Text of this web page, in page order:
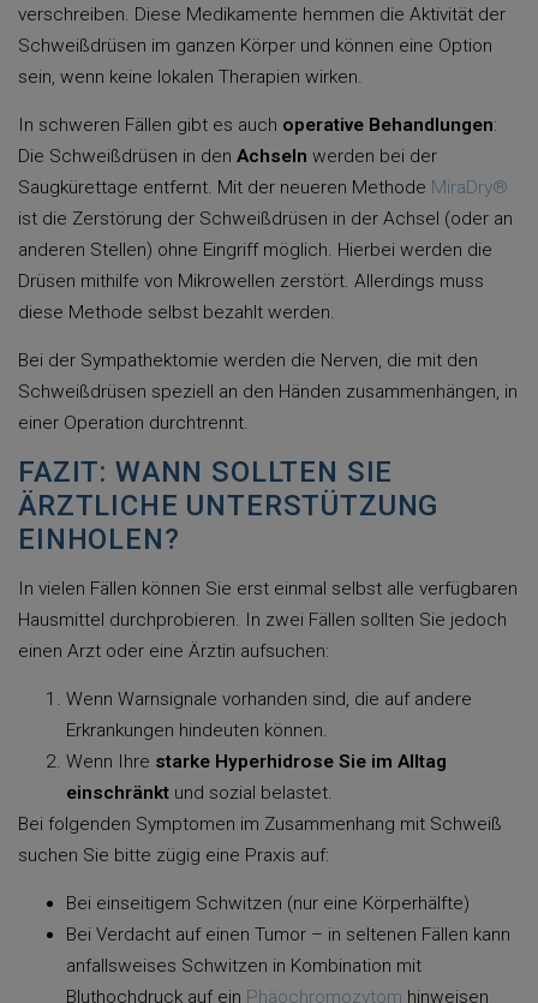
verschreiben. Diese Medikamente hemmen die Aktivität der
Schweißdrüsen im ganzen Körper und können eine Option
sein, wenn keine lokalen Therapien wirken.
In schweren Fällen gibt es auch operative Behandlungen:
Die Schweißdrüsen in den Achseln werden bei der
Saugkürettage entfernt. Mit der neueren Methode MiraDry®
ist die Zerstörung der Schweißdrüsen in der Achsel (oder an
anderen Stellen) ohne Eingriff möglich. Hierbei werden die
Drüsen mithilfe von Mikrowellen zerstört. Allerdings muss
diese Methode selbst bezahlt werden.
Bei der Sympathektomie werden die Nerven, die mit den
Schweißdrüsen speziell an den Händen zusammenhängen, in
einer Operation durchtrennt.
FAZIT: WANN SOLLTEN SIE
ÄRZTLICHE UNTERSTÜTZUNG
EINHOLEN?
In vielen Fällen können Sie erst einmal selbst alle verfügbaren
Hausmittel durchprobieren. In zwei Fällen sollten Sie jedoch
einen Arzt oder eine Ärztin aufsuchen:
Wenn Warnsignale vorhanden sind, die auf andere
Erkrankungen hindeuten können.
Wenn Ihre starke Hyperhidrose Sie im Alltag
einschränkt und sozial belastet.
Bei folgenden Symptomen im Zusammenhang mit Schweiß
suchen Sie bitte zügig eine Praxis auf:
Bei einseitigem Schwitzen (nur eine Körperhälfte)
Bei Verdacht auf einen Tumor – in seltenen Fällen kann
anfallsweises Schwitzen in Kombination mit
Bluthochdruck auf ein Phäochromozytom hinweisen